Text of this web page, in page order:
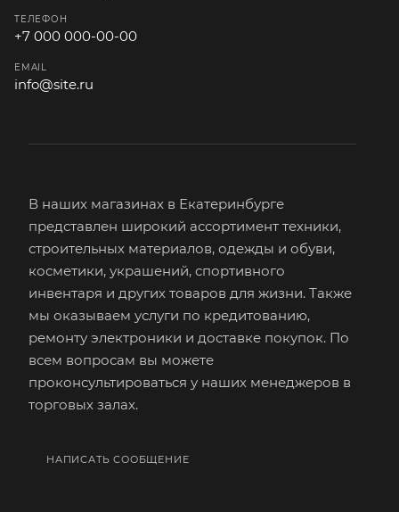
ТЕЛЕФОН
+7 000 000-00-00
EMAIL
info@site.ru
В наших магазинах в Екатеринбурге
представлен широкий ассортимент техники,
строительных материалов, одежды и обуви,
косметики, украшений, спортивного
инвентаря и других товаров для жизни. Также
мы оказываем услуги по кредитованию,
ремонту электроники и доставке покупок. По
всем вопросам вы можете
проконсультироваться у наших менеджеров в
торговых залах.
НАПИСАТЬ СООБЩЕНИЕ